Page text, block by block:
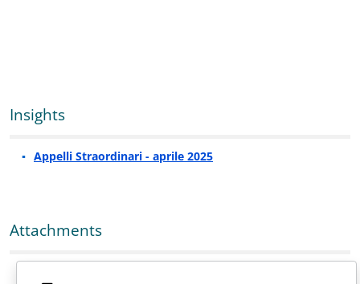
Insights
Appelli Straordinari - aprile 2025
Attachments